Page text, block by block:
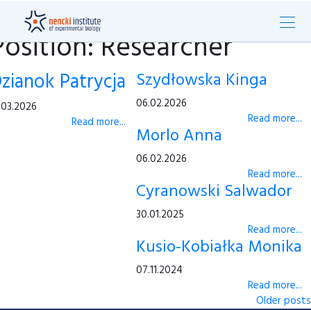
Researcher
Patrycja
Read more...
Szydłowska Kinga
06.02.2026
Read more...
Morlo Anna
06.02.2026
Read more...
Cyranowski Salwador
30.01.2025
Read more...
Kusio-Kobiałka Monika
07.11.2024
Read more...
Older posts